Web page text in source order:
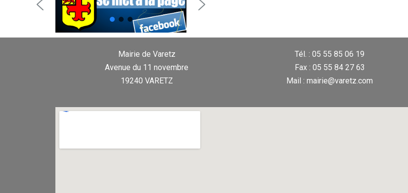
Mairie de Varetz
Avenue du 11 novembre
19240 VARETZ
Tél. : 05 55 85 06 19
Fax : 05 55 84 27 63
Mail : mairie@varetz.com